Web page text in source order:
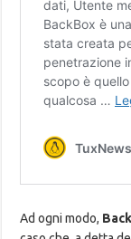
Ad ogni modo,